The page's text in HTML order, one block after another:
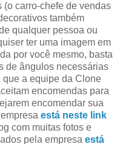
carro-chefe de vendas
também
qualquer pessoa ou
ter uma imagem em
por você mesmo, basta
de ângulos necessárias
que a equipe da Clone
encomendas para
encomendar sua
está neste link
com muitas fotos e
pela empresa está